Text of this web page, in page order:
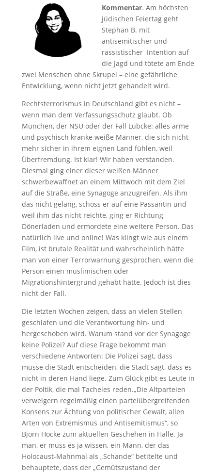
Kommentar. Am höchsten
jüdischen Feiertag geht
Stephan B. mit
antisemitischer und
rassistischer Intention auf
die Jagd und tötete am Ende
zwei Menschen ohne Skrupel – eine gefährliche
Entwicklung, wenn nicht jetzt gehandelt wird.
Rechtsterrorismus in Deutschland gibt es nicht –
wenn man dem Verfassungsschutz glaubt. Ob
München, der NSU oder der Fall Lübcke: alles arme
und psychisch kranke weiße Männer, die sich nicht
mehr sicher in ihrem eignen Land fühlen, weil
Überfremdung. Ist klar! Wir haben verstanden.
Diesmal ging einer dieser weißen Männer
schwerbewaffnet an einem Mittwoch mit dem Ziel
auf die Straße, eine Synagoge anzugreifen. Als ihm
das nicht gelang, schoss er auf eine Passantin und
weil ihm das nicht reichte, ging er Richtung
Dönerladen und ermordete eine weitere Person. Das
natürlich live und online! Was klingt wie aus einem
Film, ist brutale Realität und wahrscheinlich hätte
man von einer Terrorwarnung gesprochen, wenn die
Person einen muslimischen oder
Migrationshintergrund gehabt hätte. Jedoch ist dies
nicht der Fall.
Die letzten Wochen zeigen, dass an vielen Stellen
geschlafen und die Verantwortung hin- und
hergeschoben wird. Warum stand vor der Synagoge
keine Polizei? Auf diese Frage bekommt man
verschiedene Antworten: Die Polizei sagt, dass
müsse die Stadt entscheiden, die Stadt sagt, dass es
nicht in deren Hand liege. Zum Glück gibt es Leute in
der Poltik, die mal Tacheles reden.„Die Altparteien
verweigern regelmäßig einen parteiübergreifenden
Konsens zur Ächtung von politischer Gewalt, allen
Arten von Extremismus und Antisemitismus“, so
Björn Höcke zum aktuellen Geschehen in Halle. Ja
man, er muss es ja wissen, ein Mann, der das
Holocaust-Mahnmal als „Schande“ betitelte und
behauptete, dass der „Gemütszustand der